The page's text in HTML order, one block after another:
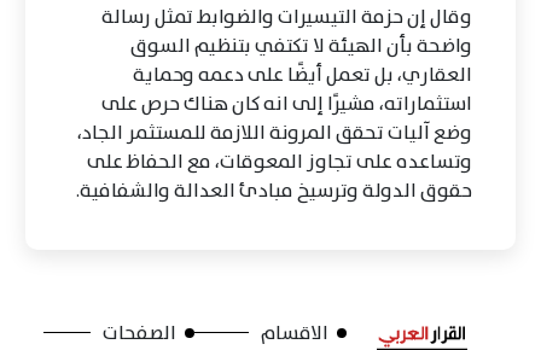
وقال إن حزمة التيسيرات والضوابط تمثل رسالة
واضحة بأن الهيئة لا تكتفي بتنظيم السوق
العقاري، بل تعمل أيضًا على دعمه وحماية
استثماراته، مشيرًا إلى انه كان هناك حرص على
وضع آليات تحقق المرونة اللازمة للمستثمر الجاد،
وتساعده على تجاوز المعوقات، مع الحفاظ على
حقوق الدولة وترسيخ مبادئ العدالة والشفافية.
الاقسام الصفحات